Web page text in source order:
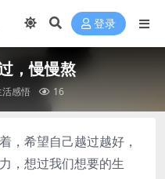
登录
，慢慢熬
活感悟 16
，希望自己越过越好，
，想过我们想要的生